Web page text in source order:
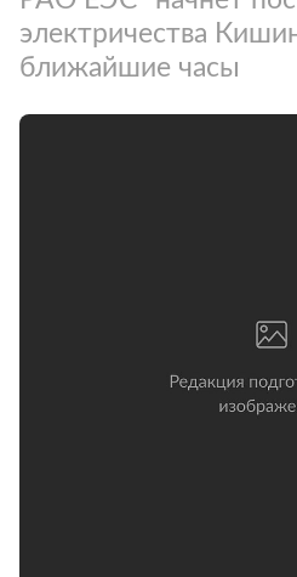
электричества
ближайшие часы